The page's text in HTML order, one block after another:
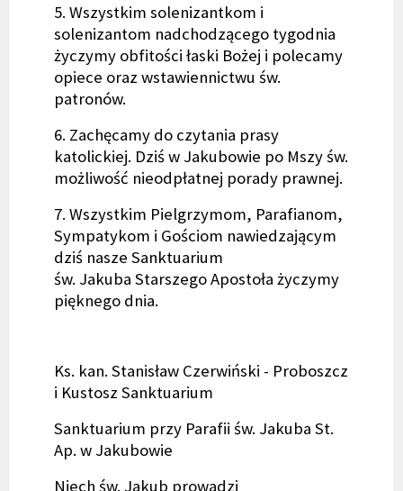
5. Wszystkim solenizantkom i
solenizantom nadchodzącego tygodnia
życzymy obfitości łaski Bożej i polecamy
opiece oraz wstawiennictwu św.
patronów.
6. Zachęcamy do czytania prasy
katolickiej. Dziś w Jakubowie po Mszy św.
możliwość nieodpłatnej porady prawnej.
7. Wszystkim Pielgrzymom, Parafianom,
Sympatykom i Gościom nawiedzającym
dziś nasze Sanktuarium
św. Jakuba Starszego Apostoła życzymy
pięknego dnia.
Ks. kan. Stanisław Czerwiński - Proboszcz
i Kustosz Sanktuarium
Sanktuarium przy Parafii św. Jakuba St.
Ap. w Jakubowie
Niech św. Jakub prowadzi